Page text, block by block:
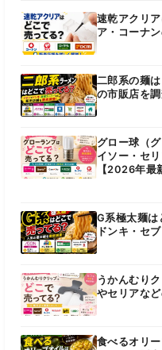
速乾アクリ
ア・コーナ
二郎系の麺
の市販店を調
グロー球（
イソー・セ
【2026年最
G系極太麺は
ドンキ・セ
うかんむり
やセリアな
食べるオリ